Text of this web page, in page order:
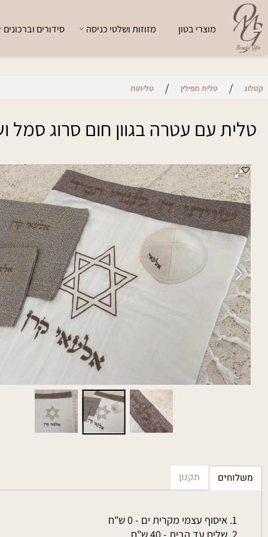
מוצרי בטון מזוזות ושלטי כניסה סידורים וברכונים
/ טלית תפילין / טליתות
עם עטרה בגוון חום סרוג סמל ושם